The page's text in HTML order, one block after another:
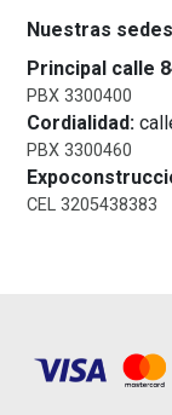
Nuestras
Principal calle
PBX 3300400
Cordialidad:
PBX 3300460
CEL 3205438383